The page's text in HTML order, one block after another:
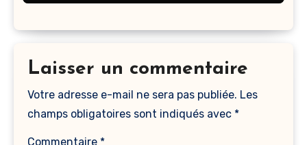
Laisser un commentaire
Votre adresse e-mail ne sera pas publiée. Les
champs obligatoires sont indiqués avec *
Commentaire *